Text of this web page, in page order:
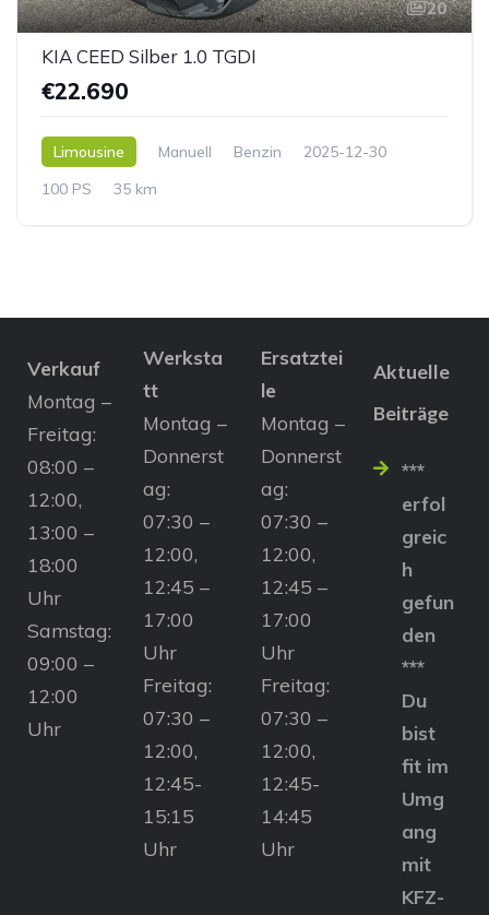
20
KIA CEED Silber 1.0 TGDI
€22.690
Limousine Manuell Benzin
2025-12-30
100 PS
35 km
Verkauf
Montag –
Freitag:
08:00 –
12:00,
13:00 –
18:00
Uhr
Samstag:
09:00 –
12:00
Uhr
Werksta
tt
Montag –
Donnerst
ag:
07:30 –
12:00,
12:45 –
17:00
Uhr
Freitag:
07:30 –
12:00,
12:45-
15:15
Uhr
Ersatztei
le
Montag –
Donnerst
ag:
07:30 –
12:00,
12:45 –
17:00
Uhr
Freitag:
07:30 –
12:00,
12:45-
14:45
Uhr
Aktuelle
Beiträge
***
erfol
greic
h
gefun
den
***
Du
bist
fit im
Umg
ang
mit
KFZ-